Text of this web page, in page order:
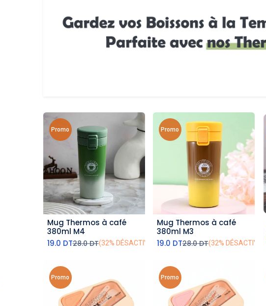
Promo
ajouter au panier
Mug Thermos à café
380ml M4
19.0 DT28.0DT(32% DÉSACTIVÉ)
Promo
ajouter au panier
Mug Thermos à café
380ml M3
19.0 DT28.0DT(32% DÉSACTIVÉ)
Promo Promo